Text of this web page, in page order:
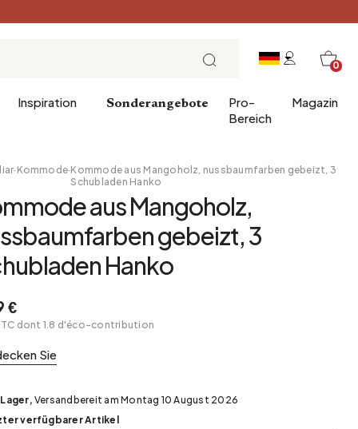
0
das Badezimmer
Eintrag
Esszimmer
Büro
Vorratskammer
Inspiration
Frühstück
Brunch
Mittagessen
Tapas und Aperitif
Sonderangebote
Pro-
Bereich
Magazin
· Kommode·Kommode aus Mangoholz, nussbaumfarben gebeizt, 3
Schubladen Hanko
aus Mangoholz,
gebeizt, 3
Hanko
€
dont 1.8 d'éco-contribution
Sie
Versandbereit am Montag 10 August 2026
verfügbarer Artikel